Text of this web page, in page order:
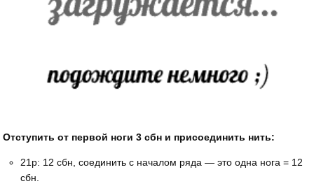
Отступить от первой ноги 3 сбн и присоединить нить:
21р: 12 сбн, соединить с началом ряда — это одна нога = 12
сбн.